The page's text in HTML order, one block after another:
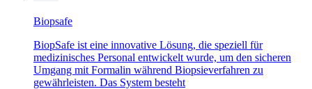
Biopsafe
BiopSafe ist eine innovative Lösung, die speziell für
medizinisches Personal entwickelt wurde, um den sicheren
Umgang mit Formalin während Biopsieverfahren zu
gewährleisten. Das System besteht